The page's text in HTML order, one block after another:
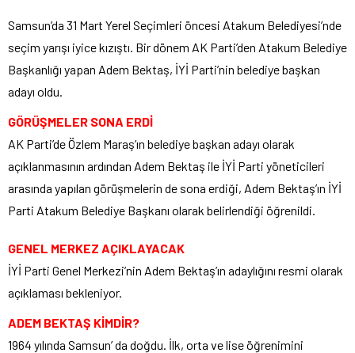
Samsun’da 31 Mart Yerel Seçimleri öncesi Atakum Belediyesi’nde
seçim yarışı iyice kızıştı. Bir dönem AK Parti’den Atakum Belediye
Başkanlığı yapan Adem Bektaş, İYİ Parti’nin belediye başkan
adayı oldu.
GÖRÜŞMELER SONA ERDİ
AK Parti’de Özlem Maraş’ın belediye başkan adayı olarak
açıklanmasının ardından Adem Bektaş ile İYİ Parti yöneticileri
arasında yapılan görüşmelerin de sona erdiği, Adem Bektaş’ın İYİ
Parti Atakum Belediye Başkanı olarak belirlendiği öğrenildi.
GENEL MERKEZ AÇIKLAYACAK
İYİ Parti Genel Merkezi’nin Adem Bektaş’ın adaylığını resmi olarak
açıklaması bekleniyor.
ADEM BEKTAŞ KİMDİR?
1964 yılında Samsun’ da doğdu. İlk, orta ve lise öğrenimini